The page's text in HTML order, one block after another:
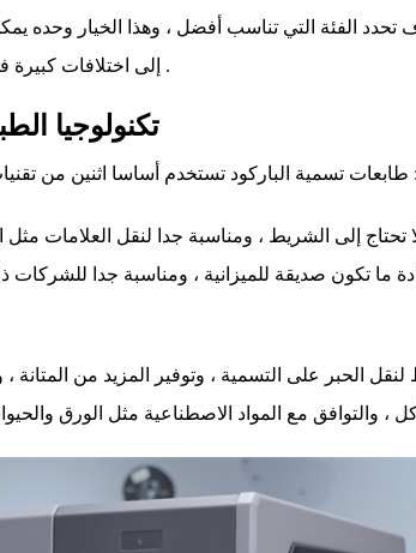
تحدد الفئة التي تناسب أفضل ، وهذا الخيار وحده
إلى اختلافات كبيرة في التسعير .
2 - تكنولوجيا
طابعات تسمية الباركود تستخدم أساسا اثنين من تقنيات الطباعة :
ما تكون صديقة للميزانية ، ومناسبة جدا للشركات